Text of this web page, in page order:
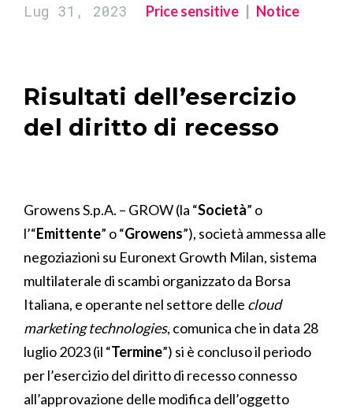
Lug 31, 2023 Price sensitive Notice
Risultati dell’esercizio
del diritto di recesso
Growens S.p.A. – GROW (la “Società” o
l’“Emittente” o “Growens”), società ammessa alle
negoziazioni su Euronext Growth Milan, sistema
multilaterale di scambi organizzato da Borsa
Italiana, e operante nel settore delle cloud
marketing technologies, comunica che in data 28
luglio 2023 (il “Termine”) si è concluso il periodo
per l’esercizio del diritto di recesso connesso
all’approvazione delle modifica dell’oggetto